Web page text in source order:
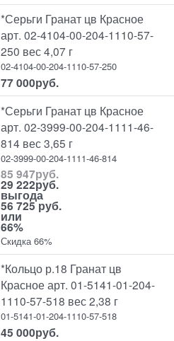
*Серьги Гранат цв Красное
арт. 02-4104-00-204-1110-57-
250 вес 4,07 г
02-4104-00-204-1110-57-250
77 000руб.
*Серьги Гранат цв Красное
арт. 02-3999-00-204-1111-46-
814 вес 3,65 г
02-3999-00-204-1111-46-814
85 947руб.
29 222руб.
выгода
56 725 руб.
или
66%
Скидка 66%
*Кольцо р.18 Гранат цв
Красное арт. 01-5141-01-204-
1110-57-518 вес 2,38 г
01-5141-01-204-1110-57-518
45 000руб.